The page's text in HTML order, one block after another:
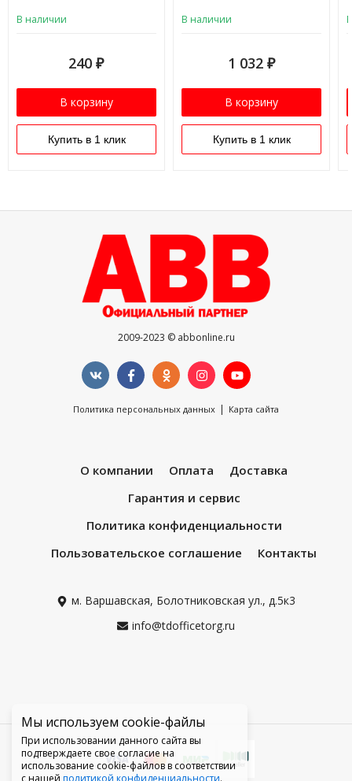
Мы используем cookie-файлы
При использовании данного сайта вы
подтверждаете свое согласие на
использование cookie-файлов в соответствии
с нашей политикой конфиденциальности.
В наличии
240 ₽
В корзину
Купить в 1 клик
В наличии
1 032 ₽
В корзину
Купить в 1 клик
2009-2023 © abbonline.ru
Политика персональных данных | Карта сайта
О компании Оплата
Доставка
Гарантия и сервис
Политика конфиденциальности
Пользовательское соглашение
Контакты
м. Варшавская, Болотниковская ул., д.5к3
info@tdofficetorg.ru